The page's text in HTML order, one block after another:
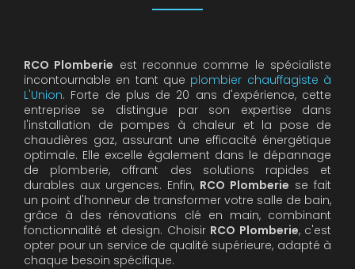
RCO Plomberie est reconnue comme le spécialiste
incontournable en tant que plombier chauffagiste à
L'Union. Forte de plus de 20 ans d'expérience, cette
entreprise se distingue par son expertise dans
l'installation de pompes à chaleur et la pose de
chaudières gaz, assurant une efficacité énergétique
optimale. Elle excelle également dans le dépannage
de plomberie, offrant des solutions rapides et
durables aux urgences. Enfin, RCO Plomberie se fait
un point d'honneur de transformer votre salle de bain,
grâce à des rénovations clé en main, combinant
fonctionnalité et design. Choisir RCO Plomberie, c'est
opter pour un service de qualité supérieure, adapté à
chaque besoin spécifique.